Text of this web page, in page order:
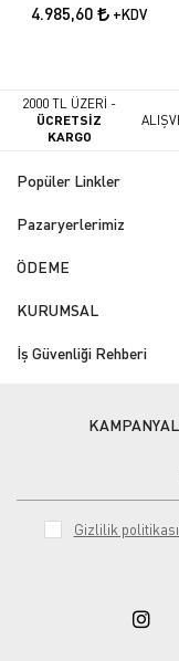
4.985,60 +KDV
2000 TL ÜZERİ -
ÜCRETSİZ
KARGO
Popüler Linkler
Pazaryerlerimiz
ÖDEME
KURUMSAL
İş Güvenliği Rehberi
Gizlilik